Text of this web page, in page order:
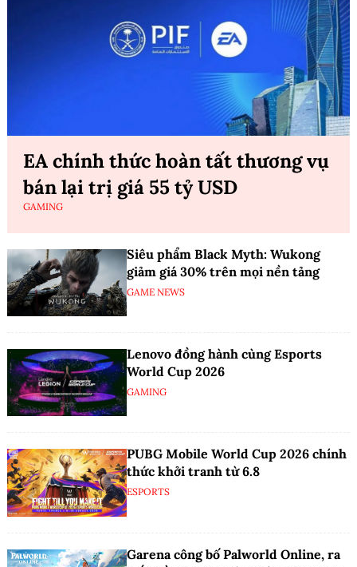
EA chính thức hoàn tất thương vụ
bán lại trị giá 55 tỷ USD
GAMING
Siêu phẩm Black Myth: Wukong
giảm giá 30% trên mọi nền tảng
GAME NEWS
Lenovo đồng hành cùng Esports
World Cup 2026
GAMING
PUBG Mobile World Cup 2026 chính
thức khởi tranh từ 6.8
ESPORTS
Garena công bố Palworld Online, ra